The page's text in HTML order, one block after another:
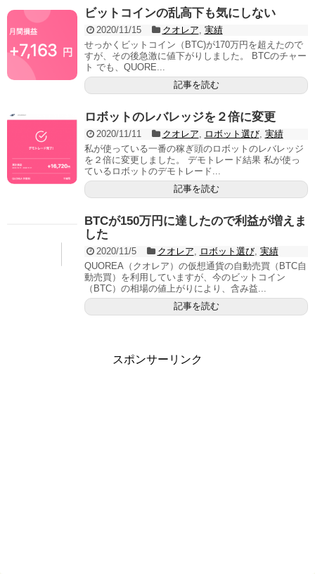
ビットコインの乱高下も気にしない
2020/11/15 クオレア 実績
せっかくビットコイン（BTC)が170万円を超えたので
すが、その後急激に値下がりしました。 BTCのチャー
ト でも、QUORE...
記事を読む
ロボットのレバレッジを２倍に変更
2020/11/11 クオレア ロボット選び, 実績
私が使っている一番の稼ぎ頭のロボットのレバレッジ
を２倍に変更しました。 デモトレード結果 私が使っ
ているロボットのデモトレード...
記事を読む
BTCが150万円に達したので利益が増えま
した
2020/11/5 クオレア ロボット選び, 実績
QUOREA（クオレア）の仮想通貨の自動売買（BTC自
動売買）を利用していますが、今のビットコイン
（BTC）の相場の値上がりにより、含み益...
記事を読む
スポンサーリンク